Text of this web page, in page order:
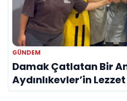
GÜNDEM
Damak Çatlatan Bir
Aydınlıkevler’in
Damak